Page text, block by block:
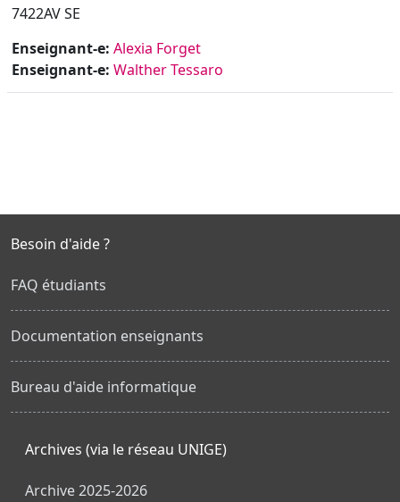
7422AV SE
Enseignant-e: Alexia Forget
Enseignant-e: Walther Tessaro
Besoin d'aide ?
FAQ étudiants
Documentation enseignants
Bureau d'aide informatique
Archives (via le réseau UNIGE)
Archive 2025-2026